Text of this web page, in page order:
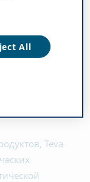
и
Teva
All